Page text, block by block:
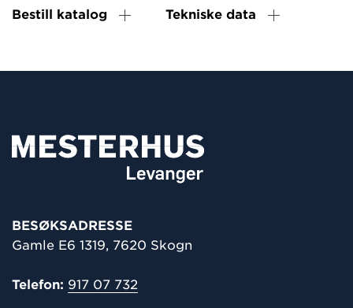
Bestill katalog Tekniske data
BESØKSADRESSE
Gamle E6 1319, 7620 Skogn
Telefon: 917 07 732